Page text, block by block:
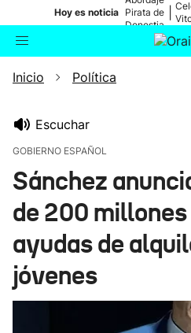
Hoy es noticia Pirata de
Donostia
Buscador
Inicio Política
Escuchar
GOBIERNO ESPAÑOL
Sánchez
de 200 millones
ayudas de
jóvenes